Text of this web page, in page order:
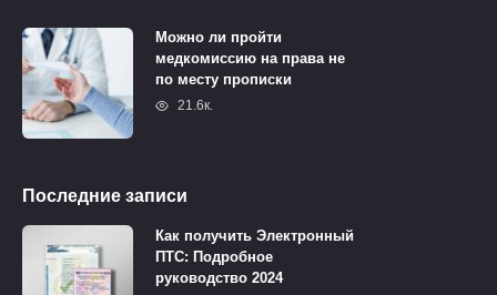
Можно ли пройти
медкомиссию на права не
по месту прописки
21.6к.
Последние записи
Как получить Электронный
ПТС: Подробное
руководство 2024